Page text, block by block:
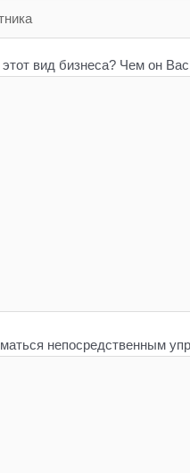
вид бизнеса? Чем он
непосредственным